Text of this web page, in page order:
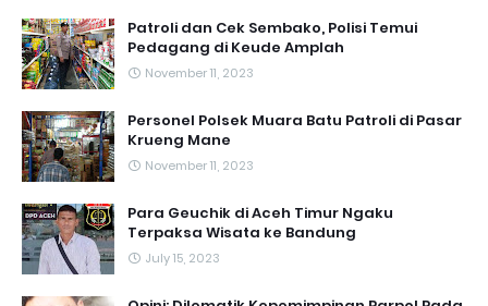
Patroli dan Cek Sembako, Polisi Temui
Pedagang di Keude Amplah
November 11, 2023
Personel Polsek Muara Batu Patroli di Pasar
Krueng Mane
November 11, 2023
Para Geuchik di Aceh Timur Ngaku
Terpaksa Wisata ke Bandung
July 15, 2023